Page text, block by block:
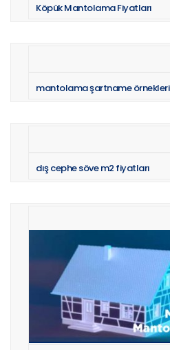
Köpük Mantolama Fiyatları
mantolama şartname örnekleri
dış cephe söve m2 fiyatları